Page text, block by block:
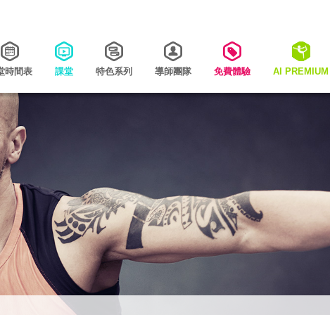
時間表 課堂 特色系列 導師團隊 免費體驗 AI PREMIUM